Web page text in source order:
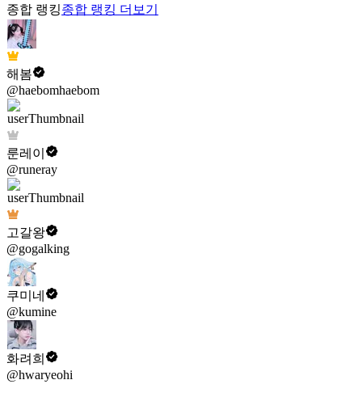
종합 랭킹종합 랭킹 더보기
해봄
@haebomhaebom
룬레이
@runeray
고갈왕
@gogalking
쿠미네
@kumine
화려희
@hwaryeohi